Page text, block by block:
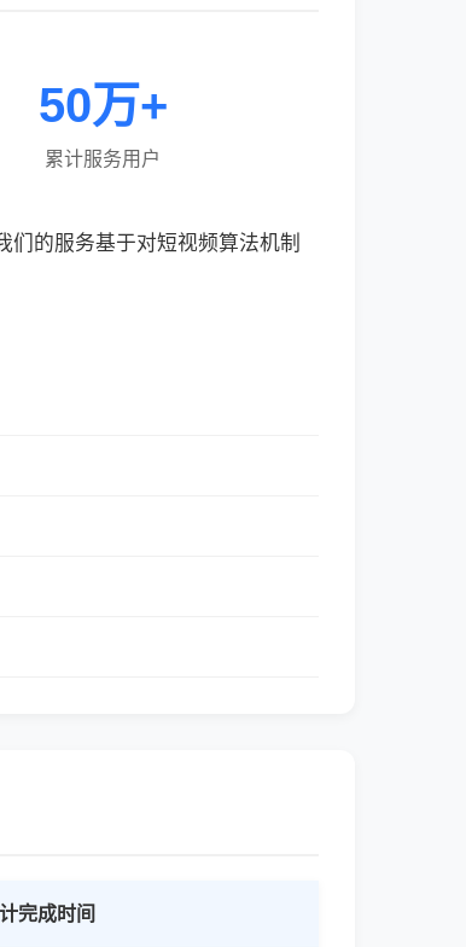
50万+
累计服务用户
的服务基于对短视频算法机制
完成时间